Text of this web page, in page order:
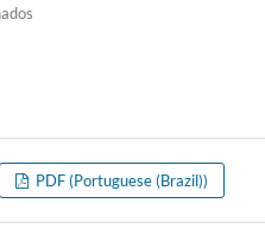
PDF (Portuguese (Brazil))